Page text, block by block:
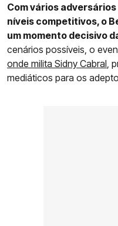
Com vários
níveis competitivos, o
um momento decisivo
cenários possíveis, o
onde milita Sidny Cabral ,
mediáticos para os